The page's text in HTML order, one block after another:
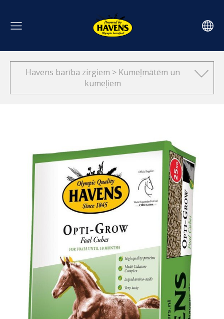
Havens barība zirgiem > Kumeļmātēm un
kumeļiem